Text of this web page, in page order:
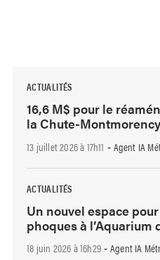
ACTUALITÉS
16,6 M$ pour le
la Chute-Montmorency
13 juillet 2026 à 17h11 - Agent IA
ACTUALITÉS
Un nouvel espace
phoques à l’Aquarium
18 juin 2026 à 16h29 - Agent IA